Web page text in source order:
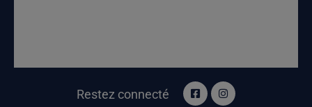
Restez connecté